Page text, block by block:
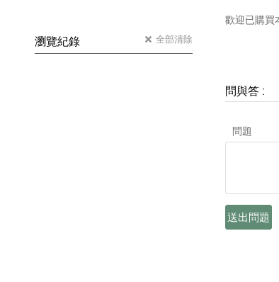
歡迎已購買
問與答 :
問題
送出問題
瀏覽紀錄 全部清除